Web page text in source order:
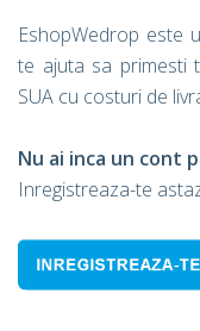
EshopWedrop este
te ajuta sa primesti
SUA cu costuri de
Nu ai inca un cont
Inregistreaza-te